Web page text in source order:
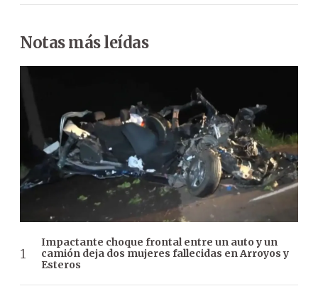
Notas más leídas
Impactante choque frontal entre un auto y un
camión deja dos mujeres fallecidas en Arroyos y
Esteros